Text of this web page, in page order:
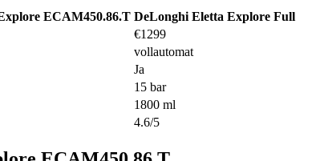
ECAM450.86.T DeLonghi Eletta Explore Full
€1299
vollautomat
Ja
15 bar
1800 ml
4.6/5